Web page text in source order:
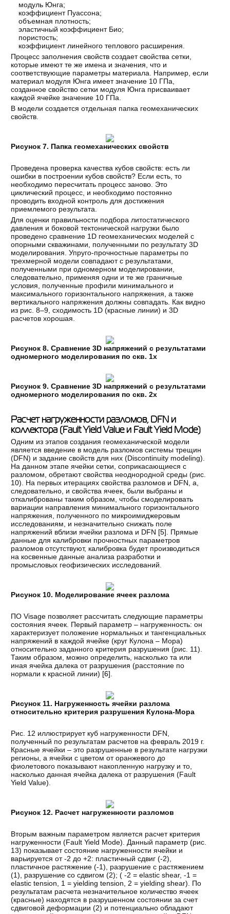
модуль Юнга;
коэффициент Пуассона;
объемная плотность;
эластичный коэффициент Био;
пористость;
коэффициент линейного теплового расширения.
Процесс заполнения свойств создает свойства сетки,
которые имеют те же имена и значения, что и
соответствующие параметры материала. Например, если
материал модуля Юнга имеет значение 10 ГПа,
созданное свойство сетки модуля Юнга присваивает
каждой ячейке значение 10 ГПа.
В модели создается отдельная папка геомеханических
свойств.
Рисунок 7. Папка геомеханических свойств
Проведена проверка качества кубов свойств: есть ли
ошибки в построении кубов свойств? Если есть, то
необходимо пересчитать процесс заново. Это
циклический процесс, и необходимо постоянно
проводить входной контроль для достижения
приемлемого результата.
Для оценки правильности подбора литостатического
давления и боковой тектонической нагрузки было
проведено сравнение 1D геомеханических моделей с
опорными скважинами, полученными по результату 3D
моделирования. Упруго-прочностные параметры по
трехмерной модели совпадают с результатами,
полученными при одномерном моделировании,
следовательно, применяя одни и те же граничные
условия, полученные профили минимального и
максимального горизонтального напряжения, а также
вертикального напряжения должны совпадать. Как видно
из рис. 8–9, сходимость 1D (красные линии) и 3D
расчетов хорошая.
Рисунок 8. Сравнение 3D напряжений с результатами
одномерного моделирования по скв. 1х
Рисунок 9. Сравнение 3D напряжений с результатами
одномерного моделирования по скв. 2х
Расчет нагруженности разломов, DFN и
коллектора (Fault Yield Value и Fault Yield Mode)
Одним из этапов создания геомеханической модели
является введение в модель разломов системы трещин
(DFN) и задание свойств для них (Discontinuity modeling).
На данном этапе ячейки сетки, соприкасающиеся с
разломом, обретают свойства неоднородной среды (рис.
10). На первых итерациях свойства разломов и DFN, а,
следовательно, и свойства ячеек, были выбраны и
откалиброваны таким образом, чтобы смоделировать
вариации направления минимального горизонтального
напряжения, полученного по микроимиджеровым
исследованиям, и незначительно снижать поле
напряжений вблизи ячейки разлома и DFN [5]. Прямые
данные для калибровки прочностных параметров
разломов отсутствуют, калибровка будет производиться
на косвенные данные анализа разработки и
промысловых геофизических исследований.
Рисунок 10. Моделирование ячеек разлома
ПО Visage позволяет рассчитать следующие параметры
состояния ячеек. Первый параметр – нагруженность: он
характеризует положение нормальных и тангенциальных
напряжений в каждой ячейке (круг Кулона – Мора)
относительно заданного критерия разрушения (рис. 11).
Таким образом, можно определить, насколько та или
иная ячейка далека от разрушения (расстояние по
нормали к красной линии) [6].
Рисунок 11. Нагруженность ячейки разлома
относительно критерия разрушения Кулона-Мора
Рис. 12 иллюстрирует куб нагруженности DFN,
полученный по результатам расчетов на февраль 2019 г.
Красные ячейки – это разрушенные в результате нагрузки
регионы, а ячейки с цветом от оранжевого до
фиолетового показывают накопленную нагрузку и то,
насколько данная ячейка далека от разрушения (Fault
Yield Value).
Рисунок 12. Расчет нагруженности разломов
Вторым важным параметром является расчет критерия
нагруженности (Fault Yield Mode). Данный параметр (рис.
13) показывает состояние нагруженности ячейки и
варьируется от -2 до +2: пластичный сдвиг (-2),
пластичное растяжение (-1), разрушение с растяжением
(1), разрушение со сдвигом (2); ( -2 = elastic shear, -1 =
elastic tension, 1 = yielding tension, 2 = yielding shear). По
результатам расчета незначительное количество ячеек
(красные) находятся в разрушенном состоянии за счет
сдвиговой деформации (2) и потенциально обладают